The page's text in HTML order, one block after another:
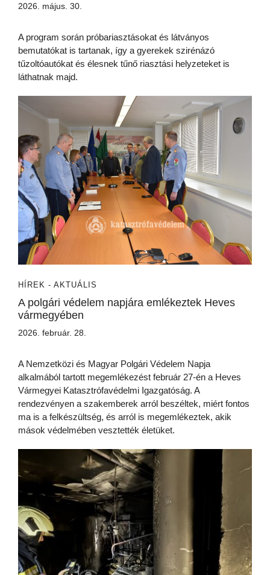
2026. május. 30.
A program során próbariasztásokat és látványos
bemutatókat is tartanak, így a gyerekek szirénázó
tűzoltóautókat és élesnek tűnő riasztási helyzeteket is
láthatnak majd.
HÍREK - AKTUÁLIS
A polgári védelem napjára emlékeztek Heves
vármegyében
2026. február. 28.
A Nemzetközi és Magyar Polgári Védelem Napja
alkalmából tartott megemlékezést február 27-én a Heves
Vármegyei Katasztrófavédelmi Igazgatóság. A
rendezvényen a szakemberek arról beszéltek, miért fontos
ma is a felkészültség, és arról is megemlékeztek, akik
mások védelmében vesztették életüket.